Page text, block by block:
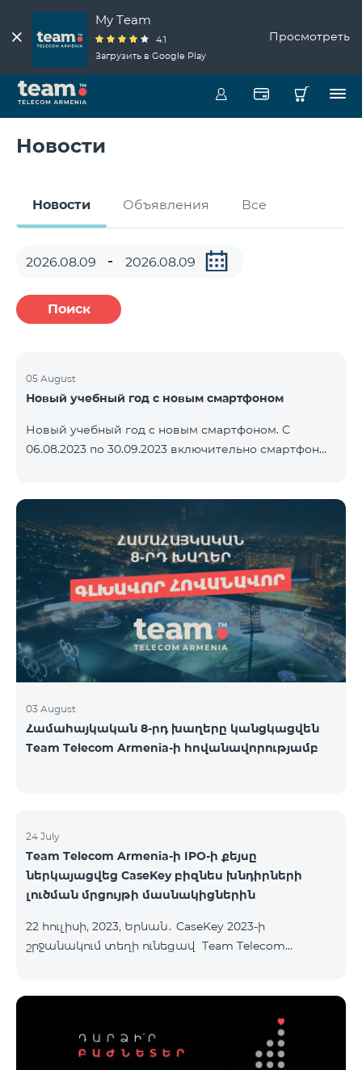
My Team
4.1
Загрузить в Google Play
Просмотреть
Новости
Новости Объявления Все
Поиск
05 August
Новый учебный год с новым смартфоном
Новый учебный год с новым смартфоном. С
06.08.2023 по 30.09.2023 включительно смартфон
Light и специальным тарифным планом TeamTok -
1-й месяц бесплатно. Смартфон также можно
приобрести в кредит, начиная с 1250 драмов в
месяц. К ежемесячной плате добавляются
банковские платежи. Условия тарифного плана
ниже. Предоплатный тарифный план Teamtok.
Ежемесячная плата: 2500 драм 250 минут на сети
РА
03 August
Համահայկական 8-րդ խաղերը կանցկացվեն
Team Telecom Armenia-ի հովանավորությամբ
24 July
Team Telecom Armenia-ի IPO-ի քեյսը
ներկայացվեց CaseKey բիզնես խնդիրների
լուծման մրցույթի մասնակիցներին
22 հուլիսի, 2023, Երևան․ CaseKey 2023-ի
շրջանակում տեղի ունեցավ Team Telecom
երիտասարդներ ծանոթացան առաջնային
հրապարակային տեղաբաշխման բոլոր
մանրամասներին ու թիմերին տրամադրվեց